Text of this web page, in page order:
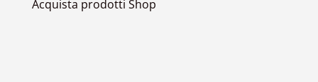
Acquista prodotti Shop